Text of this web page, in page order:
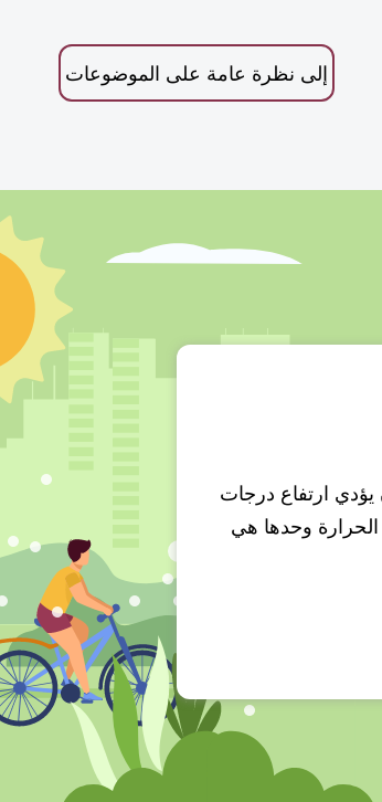
إلى نظرة عامة على الموضوعات
يؤدي ارتفاع درجات
وحدها هي